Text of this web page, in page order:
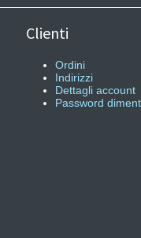
Clienti
Ordini
Indirizzi
Dettagli account
Password